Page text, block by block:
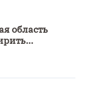
область
Узбекистаном